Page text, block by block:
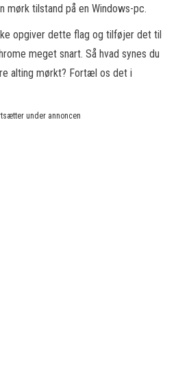
mørk tilstand på en Windows-pc.
opgiver dette flag og tilføjer det til
meget snart. Så hvad synes du
alting mørkt? Fortæl os det i
under annoncen